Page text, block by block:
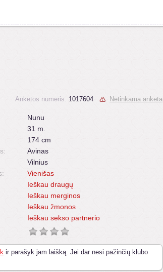
Anketos numeris: 1017604 Netinkama anketa
Nunu
31 m.
174 cm
Avinas
Vilnius
Vienišas
Ieškau draugų
Ieškau merginos
Ieškau žmonos
Ieškau sekso partnerio
ir parašyk jam laišką. Jei dar nesi pažinčių klubo